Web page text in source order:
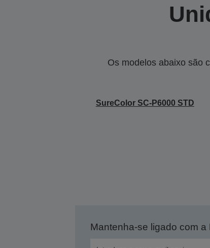
Os modelos abaixo são
SureColor SC-P6000 STD
Mantenha-se ligado com a